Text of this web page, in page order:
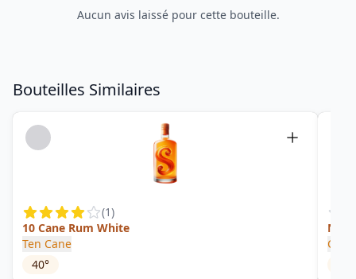
Aucun avis laissé pour cette bouteille.
Bouteilles Similaires
(1)
10 Cane Rum White
Ten Cane
40°
No. 6